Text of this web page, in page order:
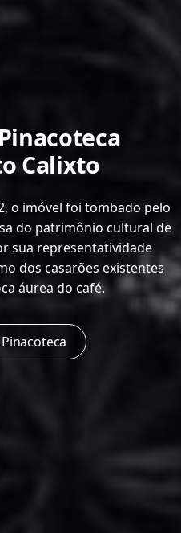
Calixto
o imóvel foi tombado pelo
do patrimônio cultural de
sua representatividade
dos casarões existentes
áurea do café.